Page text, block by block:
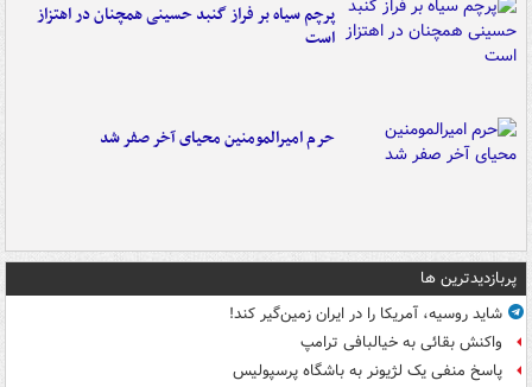
پرچم سیاه بر فراز گنبد حسینی همچنان در اهتزاز
است
حرم امیرالمومنین محیای آخر صفر شد
پربازدیدترین ها
شاید روسیه، آمریکا را در ایران زمین‌گیر کند!
واکنش بقائی به خیالبافی ترامپ
پاسخ منفی یک لژیونر به باشگاه پرسپولیس